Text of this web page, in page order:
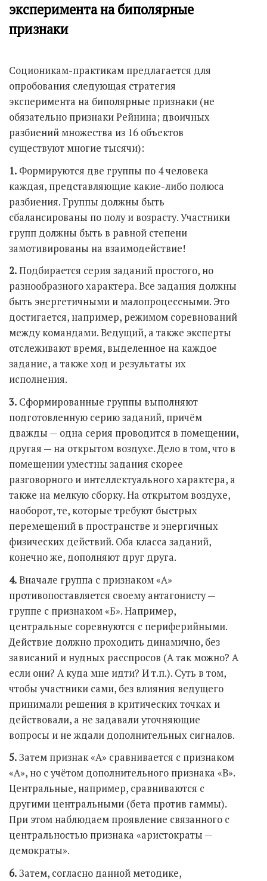
эксперимента на биполярные
признаки
Соционикам-практикам предлагается для
опробования следующая стратегия
эксперимента на биполярные признаки (не
обязательно признаки Рейнина; двоичных
разбиений множества из 16 объектов
существуют многие тысячи):
1. Формируются две группы по 4 человека
каждая, представляющие какие-либо полюса
разбиения. Группы должны быть
сбалансированы по полу и возрасту. Участники
групп должны быть в равной степени
замотивированы на взаимодействие!
2.Подбирается серия заданий простого, но
разнообразного характера. Все задания должны
быть энергетичными и малопроцессными. Это
достигается, например, режимом соревнований
между командами. Ведущий, а также эксперты
отслеживают время, выделенное на каждое
задание, а также ход и результаты их
исполнения.
3. Сформированные группы выполняют
подготовленную серию заданий, причём
дважды — одна серия проводится в помещении,
другая — на открытом воздухе. Дело в том, что в
помещении уместны задания скорее
разговорного и интеллектуального характера, а
также на мелкую сборку. На открытом воздухе,
наоборот, те, которые требуют быстрых
перемещений в пространстве и энергичных
физических действий. Оба класса заданий,
конечно же, дополняют друг друга.
4.Вначале группа с признаком «А»
противопоставляется своему антагонисту —
группе с признаком «Б». Например,
центральные соревнуются с периферийными.
Действие должно проходить динамично, без
зависаний и нудных расспросов (А так можно? А
если они? А куда мне идти? И т.п.). Суть в том,
чтобы участники сами, без влияния ведущего
принимали решения в критических точках и
действовали, а не задавали уточняющие
вопросы и не ждали дополнительных сигналов.
5.Затем признак «А» сравнивается с признаком
«А», но с учётом дополнительного признака «В».
Центральные, например, сравниваются с
другими центральными (бета против гаммы).
При этом наблюдаем проявление связанного с
центральностью признака «аристократы —
демократы».
6.Затем, согласно данной методике,